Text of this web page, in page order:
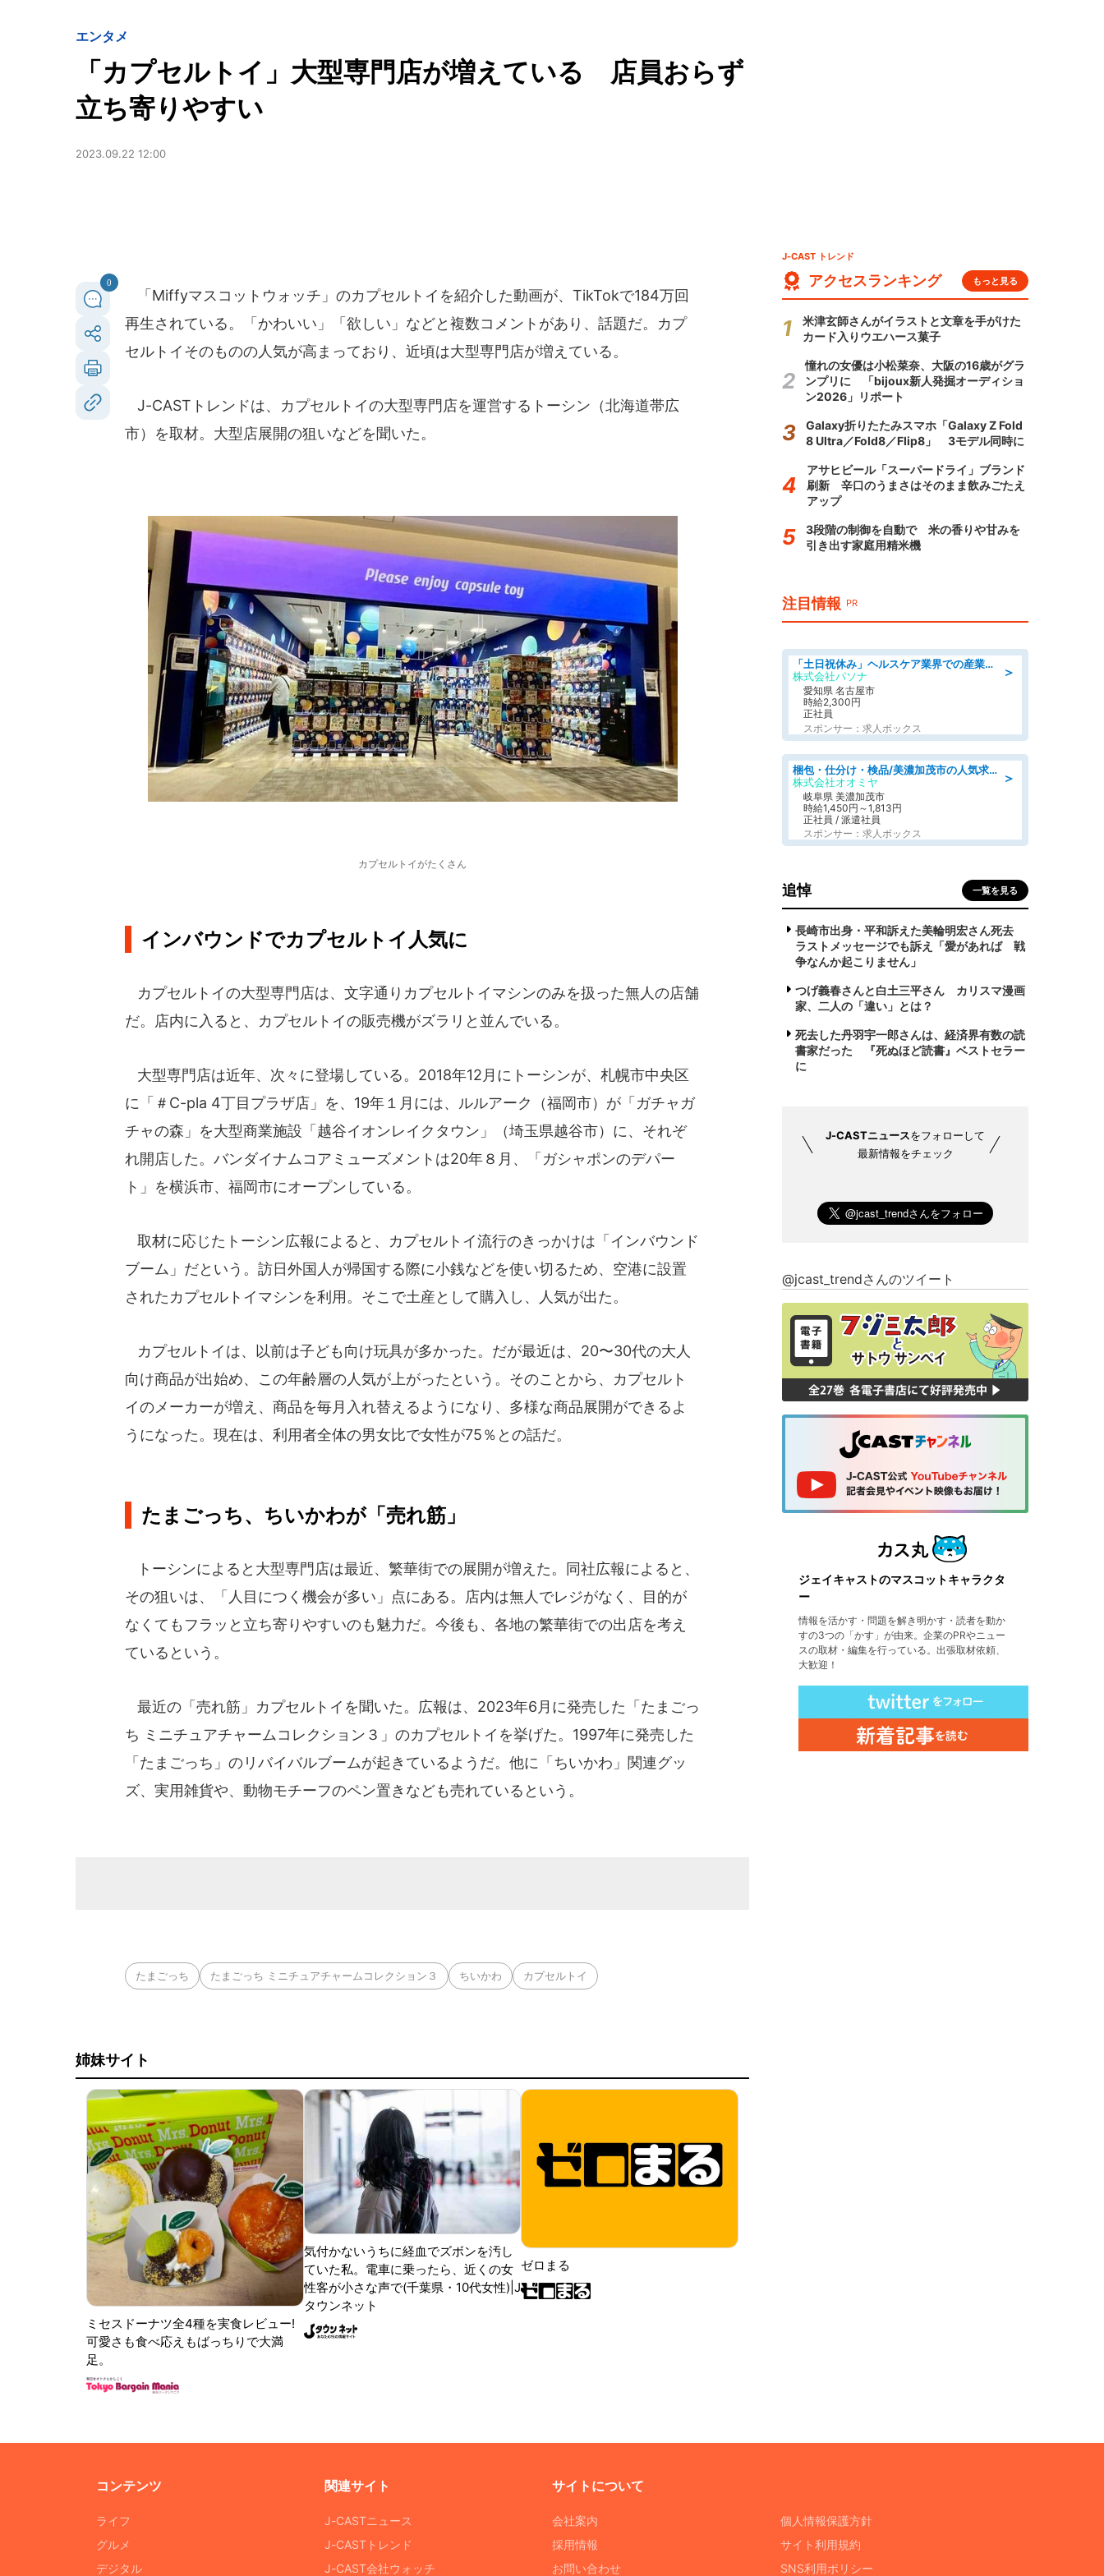
エンタメ
「カプセルトイ」大型専門店が増えている 店員おらず
立ち寄りやすい
2023.09.22 12:00
0
「Miffyマスコットウォッチ」のカプセルトイを紹介した動画が、TikTokで184万回
再生されている。「かわいい」「欲しい」などと複数コメントがあり、話題だ。カプ
セルトイそのものの人気が高まっており、近頃は大型専門店が増えている。
J-CASTトレンドは、カプセルトイの大型専門店を運営するトーシン（北海道帯広
市）を取材。大型店展開の狙いなどを聞いた。
カプセルトイがたくさん
インバウンドでカプセルトイ人気に
カプセルトイの大型専門店は、文字通りカプセルトイマシンのみを扱った無人の店舗
だ。店内に入ると、カプセルトイの販売機がズラリと並んでいる。
大型専門店は近年、次々に登場している。2018年12月にトーシンが、札幌市中央区
に「＃C-pla 4丁目プラザ店」を、19年１月には、ルルアーク（福岡市）が「ガチャガ
チャの森」を大型商業施設「越谷イオンレイクタウン」（埼玉県越谷市）に、それぞ
れ開店した。バンダイナムコアミューズメントは20年８月、「ガシャポンのデパー
ト」を横浜市、福岡市にオープンしている。
取材に応じたトーシン広報によると、カプセルトイ流行のきっかけは「インバウンド
ブーム」だという。訪日外国人が帰国する際に小銭などを使い切るため、空港に設置
されたカプセルトイマシンを利用。そこで土産として購入し、人気が出た。
カプセルトイは、以前は子ども向け玩具が多かった。だが最近は、20〜30代の大人
向け商品が出始め、この年齢層の人気が上がったという。そのことから、カプセルト
イのメーカーが増え、商品を毎月入れ替えるようになり、多様な商品展開ができるよ
うになった。現在は、利用者全体の男女比で女性が75％との話だ。
たまごっち、ちいかわが「売れ筋」
トーシンによると大型専門店は最近、繁華街での展開が増えた。同社広報によると、
その狙いは、「人目につく機会が多い」点にある。店内は無人でレジがなく、目的が
なくてもフラッと立ち寄りやすいのも魅力だ。今後も、各地の繁華街での出店を考え
ているという。
最近の「売れ筋」カプセルトイを聞いた。広報は、2023年6月に発売した「たまごっ
ち ミニチュアチャームコレクション３」のカプセルトイを挙げた。1997年に発売した
「たまごっち」のリバイバルブームが起きているようだ。他に「ちいかわ」関連グッ
ズ、実用雑貨や、動物モチーフのペン置きなども売れているという。
たまごっち たまごっち ミニチュアチャームコレクション３ ちいかわ カプセルトイ
姉妹サイト
ミセスドーナツ全4種を実食レビュー!
可愛さも食べ応えもばっちりで大満
足。
気付かないうちに経血でズボンを汚し
ていた私。電車に乗ったら、近くの女
性客が小さな声で(千葉県・10代女性)|J
タウンネット
ゼロまる
J-CAST トレンド
アクセスランキング もっと見る
米津玄師さんがイラストと文章を手がけた
カード入りウエハース菓子
憧れの女優は小松菜奈、大阪の16歳がグラ
ンプリに 「bijoux新人発掘オーディショ
ン2026」リポート
Galaxy折りたたみスマホ「Galaxy Z Fold
8 Ultra／Fold8／Flip8」 3モデル同時に
アサヒビール「スーパードライ」ブランド
刷新 辛口のうまさはそのまま飲みごたえ
アップ
3段階の制御を自動で 米の香りや甘みを
引き出す家庭用精米機
注目情報 PR
＞
「土日祝休み」ヘルスケア業界での産業保健師業務/看護師/高時給/未経験OK/要資格:正看護師
株式会社パソナ
愛知県 名古屋市
時給2,300円
正社員
スポンサー：求人ボックス
＞
梱包・仕分け・検品/美濃加茂市の人気求人仕分け/高時給/長期休暇充実
株式会社オオミヤ
岐阜県 美濃加茂市
時給1,450円～1,813円
正社員 / 派遣社員
スポンサー：求人ボックス
追悼 一覧を見る
長崎市出身・平和訴えた美輪明宏さん死去
ラストメッセージでも訴え「愛があれば 戦
争なんか起こりません」
つげ義春さんと白土三平さん カリスマ漫画
家、二人の「違い」とは？
死去した丹羽宇一郎さんは、経済界有数の読
書家だった 『死ぬほど読書』ベストセラー
に
J-CASTニュースをフォローして
最新情報をチェック
@jcast_trendさんのツイート
ジェイキャストのマスコットキャラクタ
ー
情報を活かす・問題を解き明かす・読者を動か
すの3つの「かす」が由来。企業のPRやニュー
スの取材・編集を行っている。出張取材依頼、
大歓迎！
コンテンツ
ライフ
グルメ
デジタル
関連サイト
J-CASTニュース
J-CASTトレンド
J-CAST会社ウォッチ
サイトについて
会社案内
採用情報
お問い合わせ
個人情報保護方針
サイト利用規約
SNS利用ポリシー